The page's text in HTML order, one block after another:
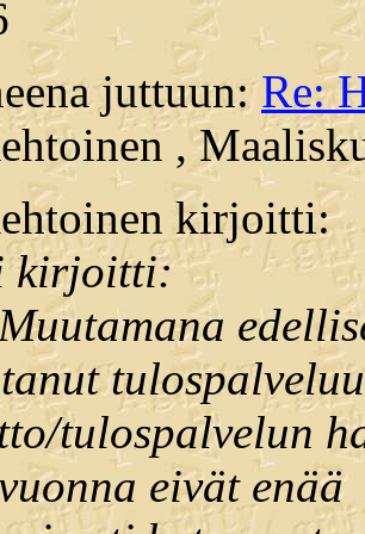
juttuun:Re:
,
kirjoitti:
kirjoitti:
tulospalvelun
eivät enää